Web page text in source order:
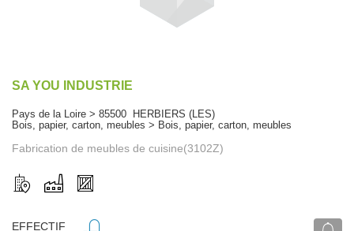
SA YOU INDUSTRIE
Pays de la Loire > 85500 HERBIERS (LES)
Bois, papier, carton, meubles > Bois, papier, carton, meubles
Fabrication de meubles de cuisine(3102Z)
EFFECTIF